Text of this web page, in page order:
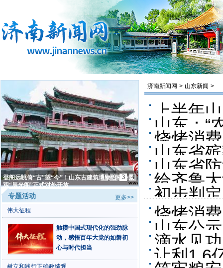
济南新闻网 > 山东新闻 >
上半年
山东：“
烧烤消
山东省
山东省
给齐鲁
初步判
烧烤消
山东公
滴水见
让利1.6
登阁远眺倚“古”望“今”！山东古建筑博物馆核心景
观“辰光阁”正式对外开放
1 2 3 4
更多>>
专题活动
伟大征程
触摸中国式现代化的强劲脉
动，感悟百年大党的如磐初
心与时代担当
树立和践行正确政绩观